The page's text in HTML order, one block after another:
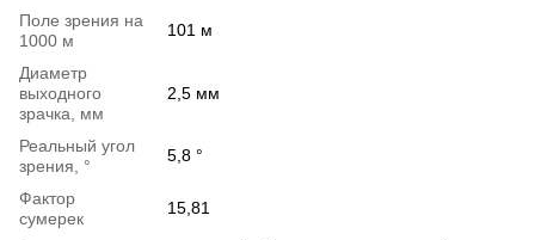
Поле зрения на
1000 м
101 м
Диаметр
выходного
зрачка, мм
2,5 мм
Реальный угол
зрения, °
5,8 °
Фактор
сумерек
15,81